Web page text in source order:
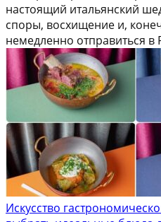
настоящий итальянский
споры, восхищение и,
немедленно отправиться в
Искусство